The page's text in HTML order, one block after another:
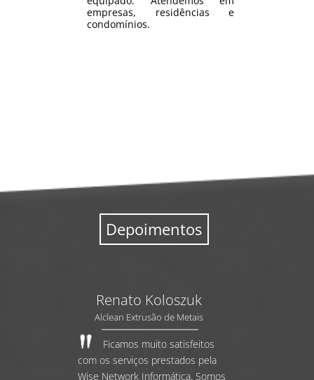
empresas, residências e
condomínios.
Depoimentos
Renato Koloszuk
Alclean Extrusão de Metais
Ficamos muito satisfeitos
com os serviços prestados pela
Wise Network Informática. Somos